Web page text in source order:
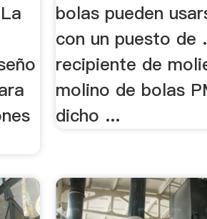
bolas pueden
con un puesto de
recipiente de
molino de bolas
dicho ...